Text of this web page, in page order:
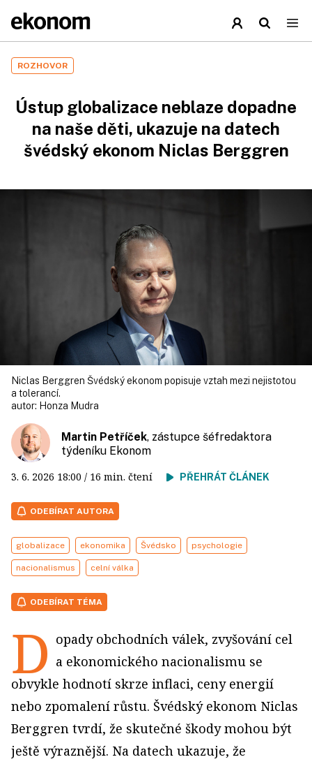
ROZHOVOR
Ústup globalizace neblaze dopadne
na naše děti, ukazuje na datech
švédský ekonom Niclas Berggren
Niclas Berggren Švédský ekonom popisuje vztah mezi nejistotou
a tolerancí.
autor: Honza Mudra
Martin Petříček, zástupce šéfredaktora
týdeníku Ekonom
3. 6. 2026 18:00 / 16 min. čtení PŘEHRÁT ČLÁNEK
ODEBÍRAT AUTORA
globalizace ekonomika Švédsko psychologie
nacionalismus celní válka
ODEBÍRAT TÉMA
D opady obchodních válek, zvyšování cel
a ekonomického nacionalismu se
obvykle hodnotí skrze inflaci, ceny energií
nebo zpomalení růstu. Švédský ekonom Niclas
Berggren tvrdí, že skutečné škody mohou být
ještě výraznější. Na datech ukazuje, že